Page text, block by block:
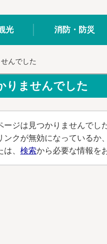
光 消防・防災
んでした
りませんでした
ジは見つかりませんでした
クが無効になっているか
は、 検索から必要な情報を